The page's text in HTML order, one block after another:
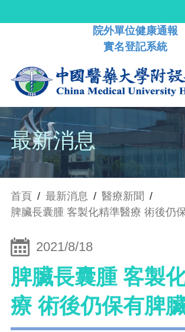
院外單位健康通報
實名登記系統
最新消息
首頁 / 最新消息 / 醫療新聞 /
脾臟長囊腫 客製化精準醫療 術後仍
2021/8/18
脾臟長囊腫 客製
療 術後仍保有脾